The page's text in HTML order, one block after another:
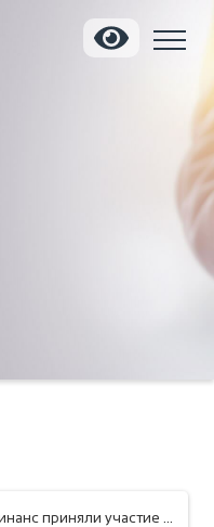
приняли участие в